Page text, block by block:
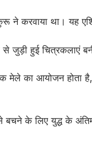
ने करवाया था। यह
जुड़ी हुई चित्रकलाएं
मेले का आयोजन होता
बचने के लिए युद्ध के